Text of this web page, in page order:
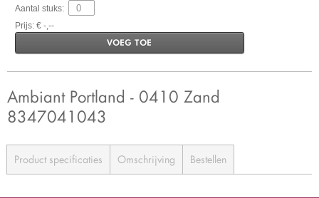
Aantal stuks:
Prijs: € -,--
VOEG TOE
Ambiant Portland - 0410 Zand
8347041043
Product specificaties Omschrijving Bestellen